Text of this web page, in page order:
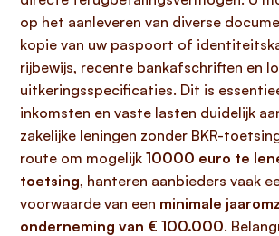
op het aanleveren van diverse
kopie van uw paspoort of
rijbewijs, recente bankafschriften en
uitkeringsspecificaties. Dit is
inkomsten en vaste lasten duidelijk
zakelijke leningen zonder BKR-
route om mogelijk 10000 euro te
toetsing, hanteren aanbieders vaak
voorwaarde van een minimale
onderneming van € 100.000.